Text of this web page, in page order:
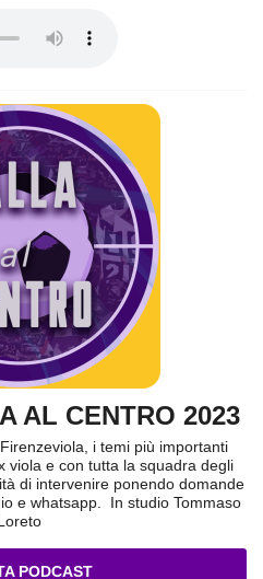
AL CENTRO 2023
i temi più importanti
viola e con tutta la squadra degli
di intervenire ponendo domande
e whatsapp. In studio Tommaso
PODCAST